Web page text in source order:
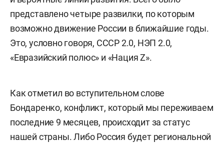
представлено четыре развилки, по которым
возможно движение России в ближайшие годы.
Это, условно говоря, СССР 2.0, НЭП 2.0,
«Евразийский полюс» и «Нация Z».
Как отметил во вступительном слове
Бондаренко, конфликт, который мы переживаем
последние 9 месяцев, происходит за статус
нашей страны. Либо Россия будет региональной